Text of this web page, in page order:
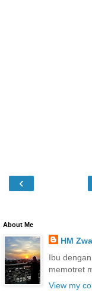
‹
About Me
HM
Ibu
memotret
View my